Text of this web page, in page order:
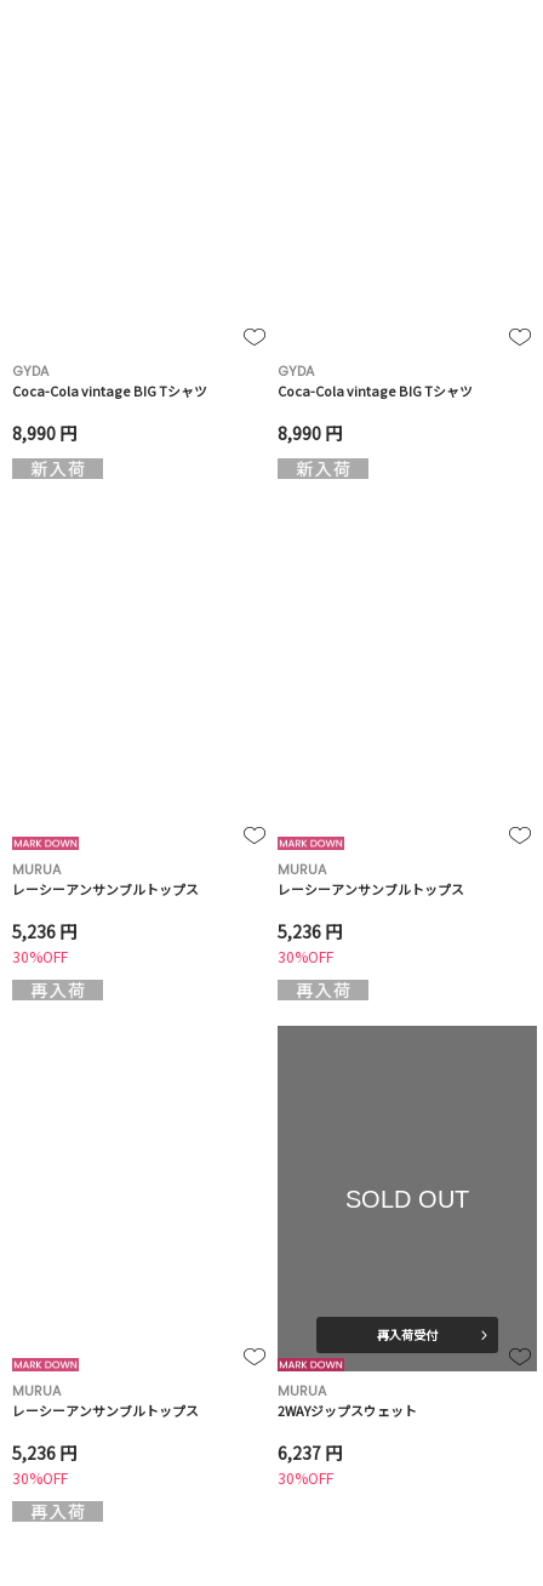
GYDA
Coca-Cola vintage BIG Tシャツ
8,990 円
GYDA
Coca-Cola vintage BIG Tシャツ
8,990 円
MURUA
レーシーアンサンブルトップス
5,236 円
30%OFF
MURUA
レーシーアンサンブルトップス
5,236 円
30%OFF
MURUA
レーシーアンサンブルトップス
5,236 円
30%OFF
SOLD OUT
再入荷受付
MURUA
2WAYジップスウェット
6,237 円
30%OFF